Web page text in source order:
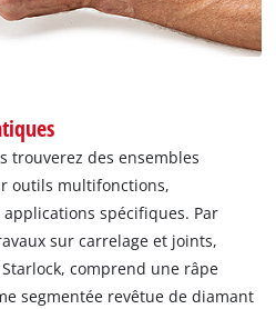
trouverez des ensembles
outils multifonctions,
spécifiques. Par
sur carrelage et joints,
comprend une râpe
segmentée revêtue de diamant